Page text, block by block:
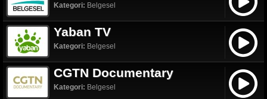
Kategori: Belgesel
Yaban TV
Kategori: Belgesel
CGTN Documentary
Kategori: Belgesel